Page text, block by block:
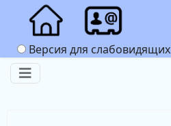
Версия для слабовидящих